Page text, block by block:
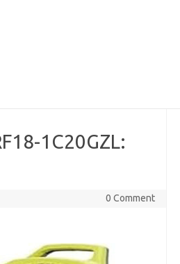
1C20GZL:
0 Comment